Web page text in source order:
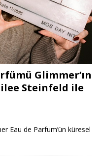
Glimmer’ın
Steinfeld ile
Eau de Parfum’ün küresel